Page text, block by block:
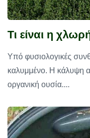
Τι είναι η
Υπό φυσιολογικές
καλυμμένο. Η κάλυψη
οργανική ουσία....